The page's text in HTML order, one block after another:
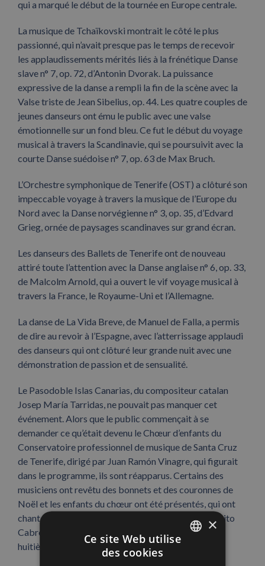
qui a marqué le début de la tournée en Europe centrale.
La musique de Tchaïkovski montrait le côté le plus
passionné, qui n’avait presque pas le temps de recevoir
les applaudissements mérités liés à la frénétique Danse
slave n° 7, op. 72, d’Antonin Dvorak. La puissance
expressive de la danse a rempli la fin de la scène avec la
Valse triste de Jean Sibelius, op. 44. Les quatre couples de
jeunes danseurs ont ému le public avec une valse
émotionnelle sur un fond bleu. Ce fut le début du voyage
musical à travers la Scandinavie, qui se poursuivit avec la
courte Danse suédoise n° 7, op. 63 de Max Bruch.
L’Orchestre symphonique de Tenerife (OST) a clôturé son
impeccable voyage à travers la musique de l’Europe du
Nord avec la Danse norvégienne n° 3, op. 35, d’Edvard
Grieg, ornée de paysages scandinaves sur grand écran.
Les danseurs des Ballets de Tenerife ont de nouveau
attiré toute l’attention avec la Danse anglaise n° 6, op. 33,
de Malcolm Arnold, qui a ouvert le vif voyage musical à
travers la France, le Royaume-Uni et l’Allemagne.
La danse de La Vida Breve, de Manuel de Falla, a permis
de dire au revoir à l’Espagne, avec l’atterrissage applaudi
des danseurs qui ont clôturé leur grande nuit avec une
démonstration de passion et de sensualité.
Le Pasodoble Islas Canarias, du compositeur catalan
Josep María Tarridas, ne pouvait pas manquer cet
événement. Alors que le public commençait à se
demander ce qu’était devenu le Chœur d’enfants du
Conservatoire professionnel de musique de Santa Cruz
de Tenerife, dirigé par Juan Ramón Vinagre, qui figurait
dans le programme, ils sont réapparus. Certains des
musiciens ont revêtu des bonnets et des couronnes de
Noël et les enfants du chœur ont été présentés, qui ont
chanté Lo divino et Una sobre el mismo mar, de Benito
Cabrera, avec le chœur déjà adapté pour inclure la
huitième île des Canaries: La Graciosa.
×
Ce site Web utilise
des cookies